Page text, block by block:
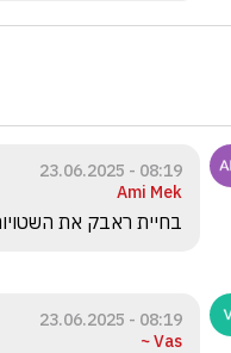
08:19 - 23.06.2025
Ami Mek
בחיית ראבק את
08:19 - 23.06.2025
Vas ~